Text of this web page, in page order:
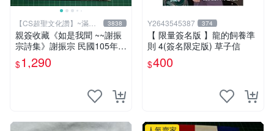
【CS超聖文化讚】~滿千
元送運
3838
親簽收藏《如是我聞 ~~謝振
宗詩集》謝振宗 民國105年初
版【CS超聖文化2讚】
$1,290
Y2643545387 374
【 限量簽名版 】龍的飼養準
則 4(簽名限定版) 草子信
$400